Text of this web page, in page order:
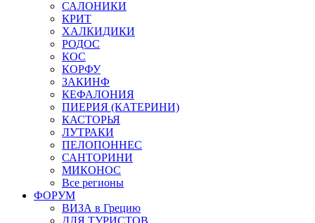
САЛОНИКИ
КРИТ
ХАЛКИДИКИ
РОДОС
КОС
КОРФУ
ЗАКИНФ
КЕФАЛОНИЯ
ПИЕРИЯ (КАТЕРИНИ)
КАСТОРЬЯ
ЛУТРАКИ
ПЕЛОПОННЕС
САНТОРИНИ
МИКОНОС
Все регионы
ФОРУМ
ВИЗА в Грецию
ДЛЯ ТУРИСТОВ